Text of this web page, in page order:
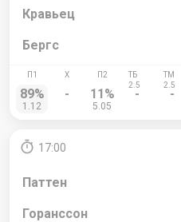
Кравьец
Бергс
89%
1.12
- 11%
5.05
- -
17:00
Паттен
Горанссон